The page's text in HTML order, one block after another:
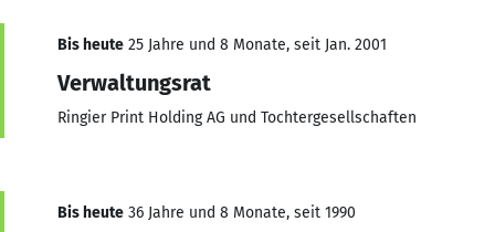
Bis heute 25 Jahre und 8 Monate, seit Jan. 2001
Verwaltungsrat
Ringier Print Holding AG und Tochtergesellschaften
Bis heute 36 Jahre und 8 Monate, seit 1990